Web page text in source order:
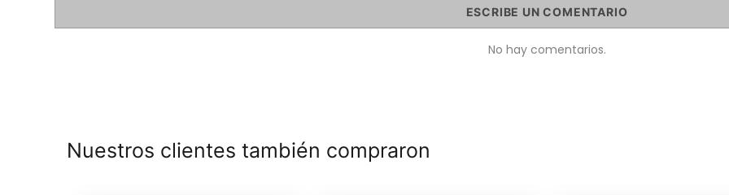
ESCRIBE UN COMENTARIO
No hay comentarios.
Nuestros clientes también compraron